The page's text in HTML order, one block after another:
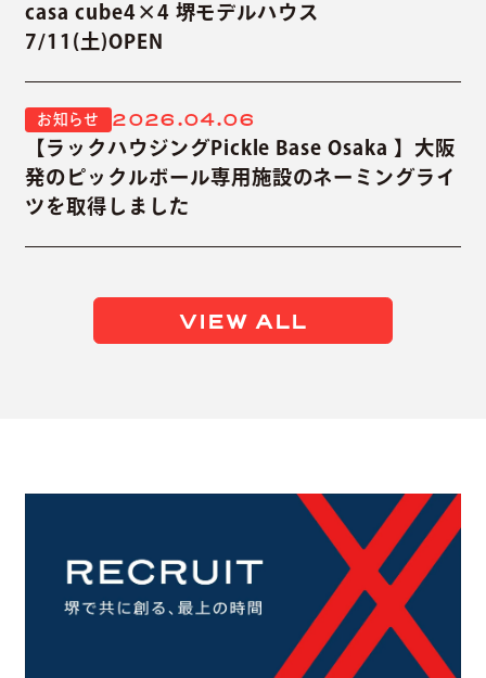
casa cube4×4 堺モデルハウス
7/11(土)OPEN
お知らせ 2026.04.06
【ラックハウジングPickle Base Osaka 】大阪
発のピックルボール専用施設のネーミングライ
ツを取得しました
VIEW ALL